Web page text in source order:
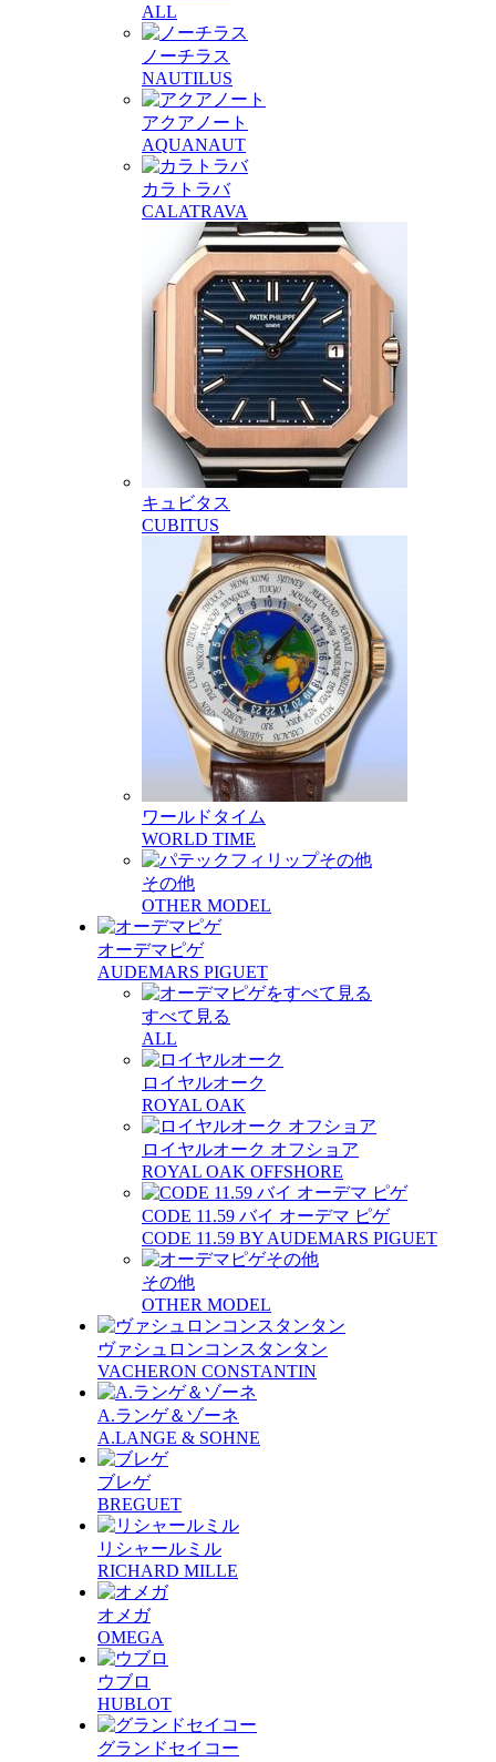
ALL
ノーチラス
NAUTILUS
アクアノート
AQUANAUT
カラトラバ
CALATRAVA
キュビタス
CUBITUS
ワールドタイム
WORLD TIME
その他
OTHER MODEL
オーデマピゲ
AUDEMARS PIGUET
すべて見る
ALL
ロイヤルオーク
ROYAL OAK
ロイヤルオーク オフショア
ROYAL OAK OFFSHORE
CODE 11.59 バイ オーデマ ピゲ
CODE 11.59 BY AUDEMARS PIGUET
その他
OTHER MODEL
ヴァシュロンコンスタンタン
VACHERON CONSTANTIN
A.ランゲ＆ゾーネ
A.LANGE & SOHNE
ブレゲ
BREGUET
リシャールミル
RICHARD MILLE
オメガ
OMEGA
ウブロ
HUBLOT
グランドセイコー